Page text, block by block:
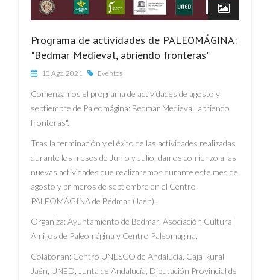
Programa de actividades de PALEOMÁGINA:
"Bedmar Medieval, abriendo fronteras"
10 Ago, 2021 Eventos
Comenzamos el programa de actividades de agosto y
septiembre de Paleomágina: Bedmar Medieval, abriendo
fronteras".
Tras la terminación y el éxito de las actividades realizadas
durante los meses de Junio y Julio, damos comienzo a las
nuevas actividades que realizaremos durante este mes de
agosto y primeros de septiembre en el Centro
PALEOMÁGINA de Bédmar (Jaén).
Organiza: Ayuntamiento de Bedmar, Asociación Cultural
Amigos de Paleomágina y Centro Paleomágina.
Colaboran: Centro UNESCO de Andalucía, Caja Rural
Jaén, UNED, Junta de Andalucía, Diputación Provincial de